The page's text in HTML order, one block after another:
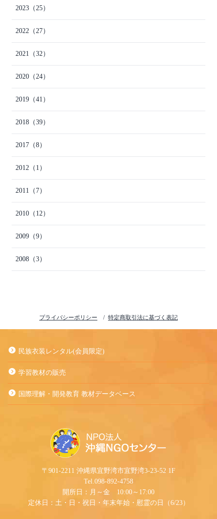
2023 （25）
2022 （27）
2021 （32）
2020 （24）
2019 （41）
2018 （39）
2017 （8）
2012 （1）
2011 （7）
2010 （12）
2009 （9）
2008 （3）
プライバシーポリシー 特定商取引法に基づく表記
民族衣装レンタル(会員限定)
学習教材の販売
国際理解・開発教育 教材データベース
〒901-2211 沖縄県宜野湾市宜野湾3-23-52 1F
Tel.098-892-4758
開所日：月～金 10:00～17:00
定休日：土・日・祝日・年末年始・慰霊の日（6/23）